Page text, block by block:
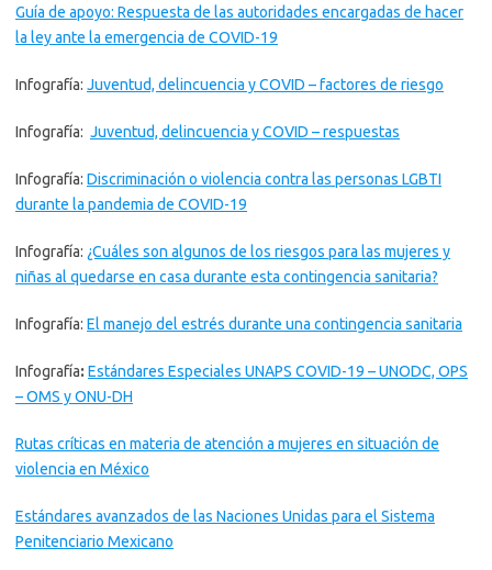
Guía de apoyo: Respuesta de las autoridades encargadas de hacer
la ley ante la emergencia de COVID-19
Infografía: Juventud, delincuencia y COVID – factores de riesgo
Infografía: Juventud, delincuencia y COVID – respuestas
Infografía: Discriminación o violencia contra las personas LGBTI
durante la pandemia de COVID-19
Infografía: ¿Cuáles son algunos de los riesgos para las mujeres y
niñas al quedarse en casa durante esta contingencia sanitaria?
Infografía: El manejo del estrés durante una contingencia sanitaria
Infografía: Estándares Especiales UNAPS COVID-19 – UNODC, OPS
– OMS y ONU-DH
Rutas críticas en materia de atención a mujeres en situación de
violencia en México
Estándares avanzados de las Naciones Unidas para el Sistema
Penitenciario Mexicano